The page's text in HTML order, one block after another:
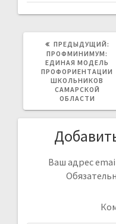
ПРЕДЫДУЩИЙ:
ПРОФМИНИМУМ:
ЕДИНАЯ МОДЕЛЬ
ПРОФОРИЕНТАЦИИ
ШКОЛЬНИКОВ
САМАРСКОЙ
ОБЛАСТИ
Ваш адрес